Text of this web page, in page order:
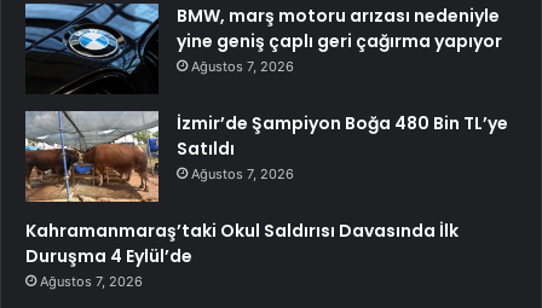
BMW, marş motoru arızası nedeniyle
yine geniş çaplı geri çağırma yapıyor
Ağustos 7, 2026
İzmir’de Şampiyon Boğa 480 Bin TL’ye
Satıldı
Ağustos 7, 2026
Kahramanmaraş’taki Okul Saldırısı Davasında İlk
Duruşma 4 Eylül’de
Ağustos 7, 2026